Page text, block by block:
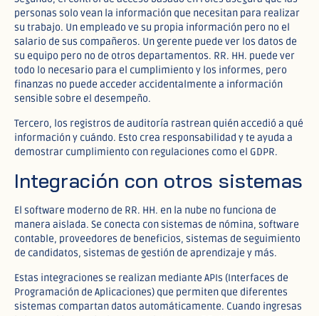
personas solo vean la información que necesitan para realizar
su trabajo. Un empleado ve su propia información pero no el
salario de sus compañeros. Un gerente puede ver los datos de
su equipo pero no de otros departamentos. RR. HH. puede ver
todo lo necesario para el cumplimiento y los informes, pero
finanzas no puede acceder accidentalmente a información
sensible sobre el desempeño.​
Tercero, los registros de auditoría rastrean quién accedió a qué
información y cuándo. Esto crea responsabilidad y te ayuda a
demostrar cumplimiento con regulaciones como el GDPR.​
Integración con otros sistemas
El software moderno de RR. HH. en la nube no funciona de
manera aislada. Se conecta con sistemas de nómina, software
contable, proveedores de beneficios, sistemas de seguimiento
de candidatos, sistemas de gestión de aprendizaje y más.​​
Estas integraciones se realizan mediante APIs (Interfaces de
Programación de Aplicaciones) que permiten que diferentes
sistemas compartan datos automáticamente. Cuando ingresas